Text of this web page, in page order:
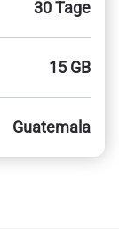
30 Tage
15 GB
Guatemala